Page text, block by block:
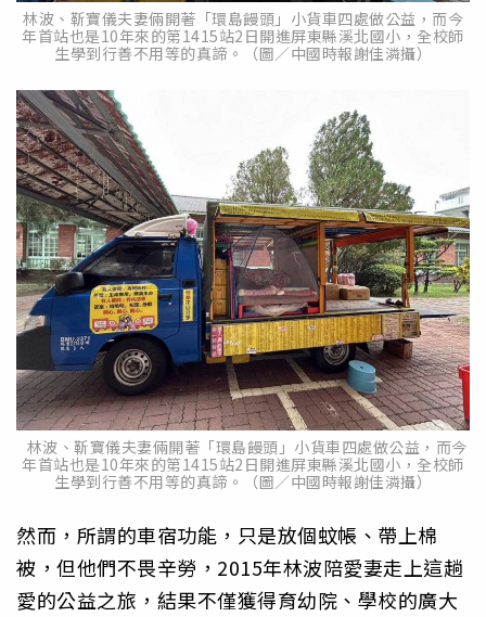
林波、靳寶儀夫妻倆開著「環島饅頭」小貨車四處做公益，而今
年首站也是10年來的第1415站2日開進屏東縣溪北國小，全校師
生學到行善不用等的真諦。（圖／中國時報謝佳潾攝）
林波、靳寶儀夫妻倆開著「環島饅頭」小貨車四處做公益，而今
年首站也是10年來的第1415站2日開進屏東縣溪北國小，全校師
生學到行善不用等的真諦。（圖／中國時報謝佳潾攝）
然而，所謂的車宿功能，只是放個蚊帳、帶上棉
被，但他們不畏辛勞，2015年林波陪愛妻走上這趟
愛的公益之旅，結果不僅獲得育幼院、學校的廣大